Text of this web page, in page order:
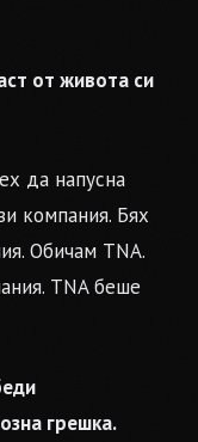
от живота си
да напусна
компания. Бях
Обичам TNA.
TNA беше
грешка.